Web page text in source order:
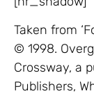
Taken from
© 1998.
Crossway, a
Publishers,